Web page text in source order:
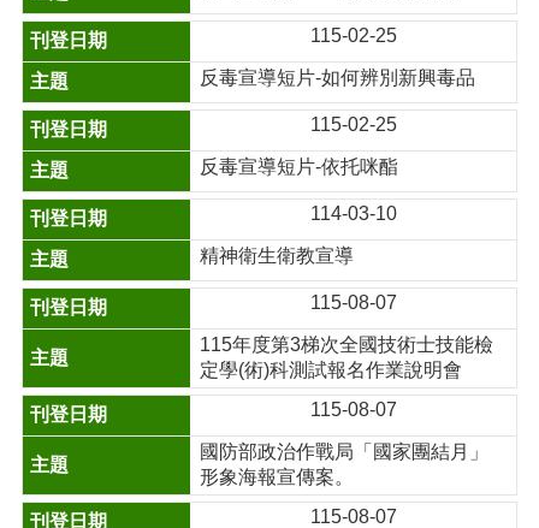
115-02-25
反毒宣導短片-如何辨別新興毒品
115-02-25
反毒宣導短片-依托咪酯
114-03-10
精神衛生衛教宣導
115-08-07
115年度第3梯次全國技術士技能檢
定學(術)科測試報名作業說明會
115-08-07
國防部政治作戰局「國家團結月」
形象海報宣傳案。
115-08-07